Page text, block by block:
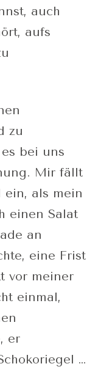
auch
aufs
zu
bei uns
Mir fällt
ein, als mein
einen Salat
an
eine Frist
vor meiner
einmal,
er
…